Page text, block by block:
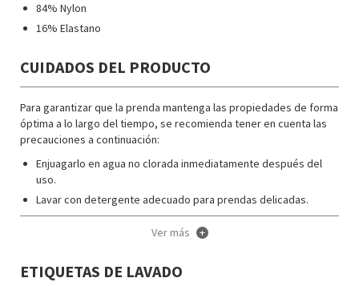
84% Nylon
16% Elastano
CUIDADOS DEL PRODUCTO
Para garantizar que la prenda mantenga las propiedades de forma
óptima a lo largo del tiempo, se recomienda tener en cuenta las
precauciones a continuación:
Enjuagarlo en agua no clorada inmediatamente después del
uso.
Lavar con detergente adecuado para prendas delicadas.
Secar colgado.
No dejarlo en bolsa u otro contenedor cerrado durante un
No exponerlo a la luz cuando esté húmedos en el interior de
Ver más +
ETIQUETAS DE LAVADO